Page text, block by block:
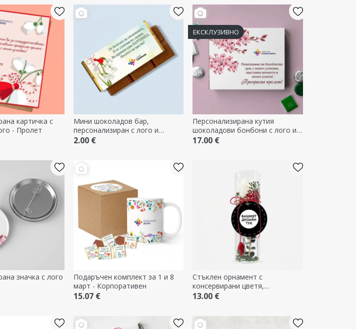
картичка с
- Пролет
Мини шоколадов бар,
персонализиран с лого и
послание
2.00 €
ЕКСКЛУЗИВНО
Персонализирана кутия
шоколадови бонбони с лого и
текст - Пролет
17.00 €
значка с лого
Подаръчен комплект за 1 и 8
март - Корпоративен
15.07 €
Стъклен орнамент с
консервирани цветя,
персонализиран с вашата
13.00 €